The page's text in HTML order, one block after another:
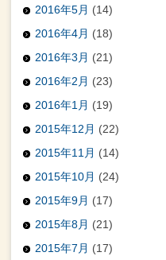
2016年5月 (14)
2016年4月 (18)
2016年3月 (21)
2016年2月 (23)
2016年1月 (19)
2015年12月 (22)
2015年11月 (14)
2015年10月 (24)
2015年9月 (17)
2015年8月 (21)
2015年7月 (17)